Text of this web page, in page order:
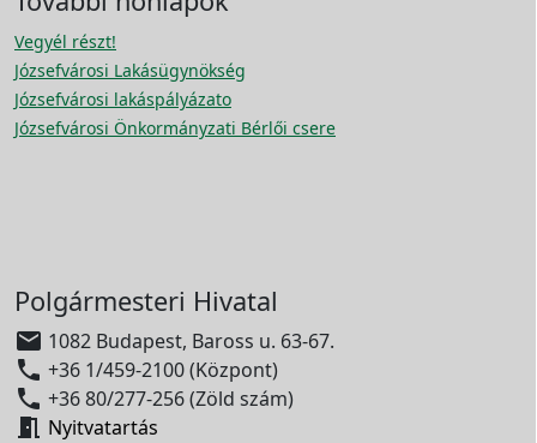
Vegyél részt!
Józsefvárosi Lakásügynökség
Józsefvárosi lakáspályázato
Józsefvárosi Önkormányzati Bérlői csere
Polgármesteri Hivatal
 1082 Budapest, Baross u. 63-67.
 +36 1/459-2100 (Központ)
 +36 80/277-256 (Zöld szám)
 Nyitvatartás